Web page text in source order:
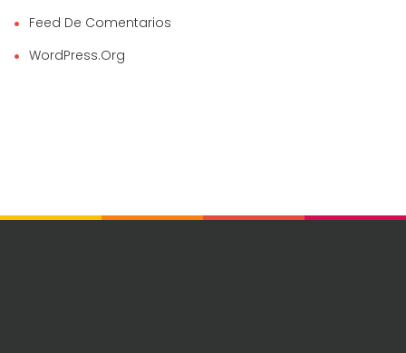
Feed De Comentarios
WordPress.org